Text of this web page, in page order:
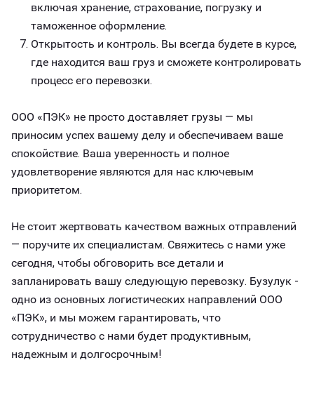
включая хранение, страхование, погрузку и
таможенное оформление.
Открытость и контроль. Вы всегда будете в курсе,
где находится ваш груз и сможете контролировать
процесс его перевозки.
ООО «ПЭК» не просто доставляет грузы — мы
приносим успех вашему делу и обеспечиваем ваше
спокойствие. Ваша уверенность и полное
удовлетворение являются для нас ключевым
приоритетом.
Не стоит жертвовать качеством важных отправлений
— поручите их специалистам. Свяжитесь с нами уже
сегодня, чтобы обговорить все детали и
запланировать вашу следующую перевозку. Бузулук -
одно из основных логистических направлений ООО
«ПЭК», и мы можем гарантировать, что
сотрудничество с нами будет продуктивным,
надежным и долгосрочным!